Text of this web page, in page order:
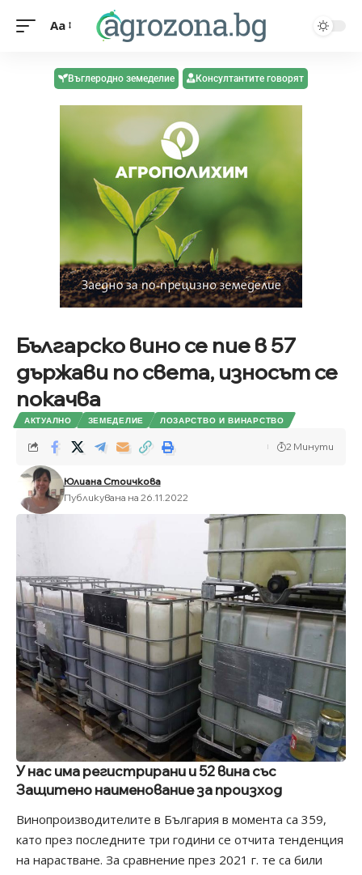
Aa
Въглеродно земеделие Консултантите говорят
Българско вино се пие в 57
държави по света, износът се
покачва
АКТУАЛНО ЗЕМЕДЕЛИЕ ЛОЗАРСТВО И ВИНАРСТВО
Юлиана Стоичкова
Публикувана на 26.11.2022
2 Минути
У нас има регистрирани и 52 вина със
Защитено наименование за произход
Винопроизводителите в България в момента са 359,
като през последните три години се отчита тенденция
на нарастване. За сравнение през 2021 г. те са били